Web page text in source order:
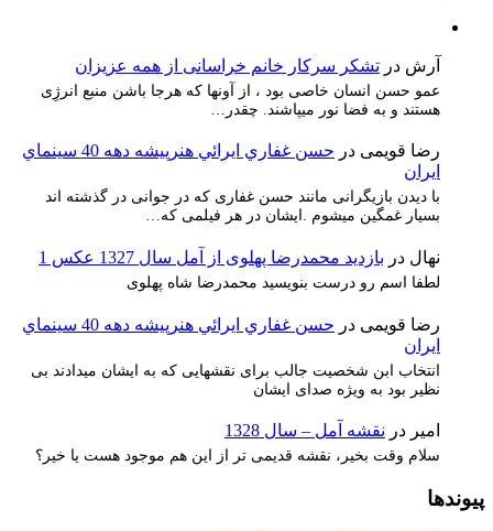
آرش در تشکر سرکار خانم خراسانی از همه عزیزان
عمو حسن انسان خاصی بود ، از آونها که هرجا باشن منبع انرژِی
هستند و به فضا نور میپاشند. چقدر…
رضا قویمی در
حسن غفاري ايرائي هنرپيشه دهه 40 سينماي
ايران
با دیدن بازیگرانی مانند حسن غفاری که در جوانی در گذشته اند
بسیار غمگین میشوم .ایشان در هر فیلمی که…
نهال در بازدید محمدرضا پهلوی از آمل سال 1327 عکس 1
لطفا اسم رو درست بنویسید محمدرضا شاه پهلوی
رضا قویمی در
حسن غفاري ايرائي هنرپيشه دهه 40 سينماي
ايران
انتخاب ابن شخصیت جالب برای نقشهایی که به ایشان میدادند بی
نظیر بود به ویژه صدای ایشان
امیر در نقشه آمل – سال 1328
سلام وقت بخیر، نقشه قدیمی تر از این هم موجود هست یا خیر؟
پیوندها